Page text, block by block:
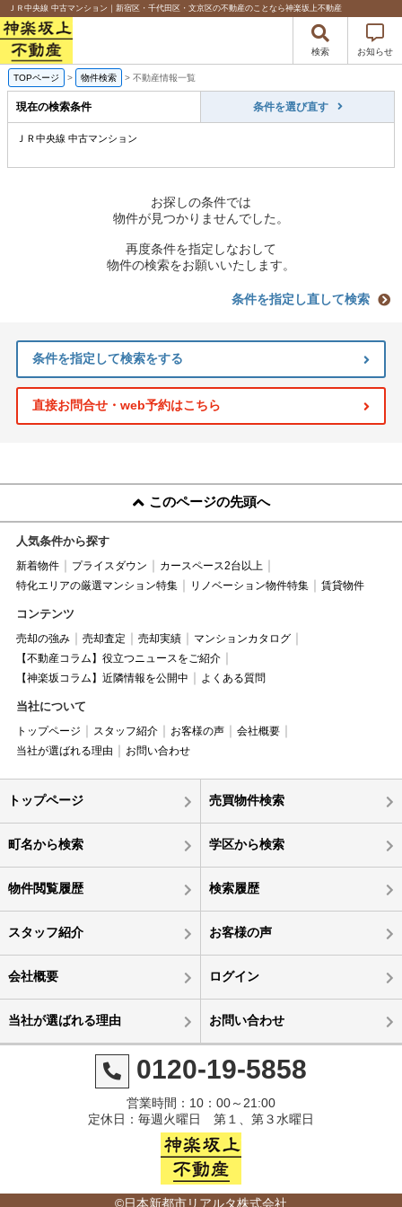
ＪＲ中央線 中古マンション｜新宿区・千代田区・文京区の不動産のことなら神楽坂上不動産
検索 お知らせ
TOPページ > 物件検索 > 不動産情報一覧
現在の検索条件 条件を選び直す
ＪＲ中央線 中古マンション
お探しの条件では
物件が見つかりませんでした。
再度条件を指定しなおして
物件の検索をお願いいたします。
条件を指定し直して検索
条件を指定して検索をする
直接お問合せ・web予約はこちら
このページの先頭へ
人気条件から探す
新着物件 プライスダウン
カースペース2台以上
特化エリアの厳選マンション特集
リノベーション物件特集 賃貸物件
コンテンツ
売却の強み 売却査定 売却実績
マンションカタログ
【不動産コラム】役立つニュースをご紹介
【神楽坂コラム】近隣情報を公開中
よくある質問
当社について
トップページ スタッフ紹介 お客様の声
会社概要
当社が選ばれる理由
お問い合わせ
トップページ 売買物件検索
町名から検索 学区から検索
物件閲覧履歴 検索履歴
スタッフ紹介 お客様の声
会社概要 ログイン
当社が選ばれる理由 お問い合わせ
0120-19-5858
営業時間：10：00～21:00
定休日：毎週火曜日 第１、第３水曜日
©日本新都市リアルタ株式会社